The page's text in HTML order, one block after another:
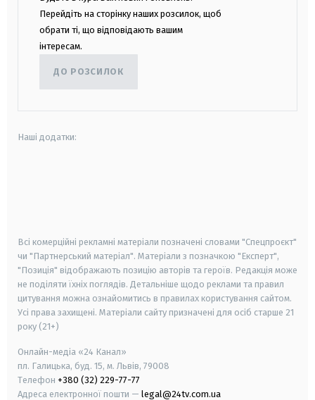
Перейдіть на сторінку наших розсилок, щоб
обрати ті, що відповідають вашим
інтересам.
ДО РОЗСИЛОК
Наші додатки:
Всі комерційні рекламні матеріали позначені словами "Спецпроєкт"
чи "Партнерський матеріал". Матеріали з позначкою "Експерт",
"Позиція" відображають позицію авторів та героїв. Редакція може
не поділяти їхніх поглядів. Детальніше щодо реклами та правил
цитування можна ознайомитись в правилах користування сайтом.
Усі права захищені. Матеріали сайту призначені для осіб старше 21
року (21+)
Онлайн-медіа «24 Канал»
пл. Галицька, буд. 15, м. Львів, 79008
Телефон +380 (32) 229-77-77
Адреса електронної пошти — legal@24tv.com.ua